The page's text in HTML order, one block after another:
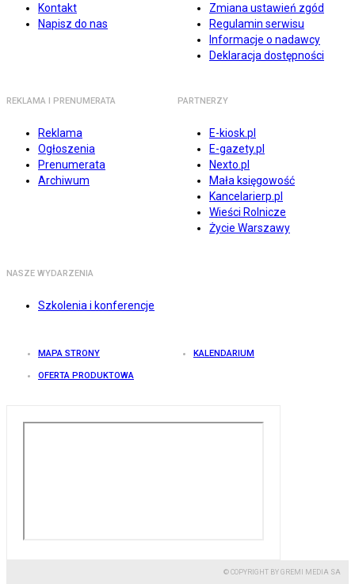
Kontakt
Napisz do nas
Zmiana ustawień zgód
Regulamin serwisu
Informacje o nadawcy
Deklaracja dostępności
REKLAMA I PRENUMERATA
Reklama
Ogłoszenia
Prenumerata
Archiwum
PARTNERZY
E-kiosk.pl
E-gazety.pl
Nexto.pl
Mała księgowość
Kancelarierp.pl
Wieści Rolnicze
Życie Warszawy
NASZE WYDARZENIA
Szkolenia i konferencje
MAPA STRONY KALENDARIUM
OFERTA PRODUKTOWA
© COPYRIGHT BY GREMI MEDIA SA